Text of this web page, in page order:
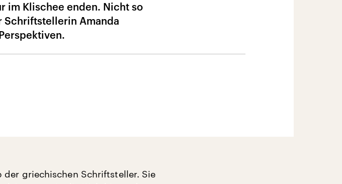
im Klischee enden. Nicht so
Schriftstellerin Amanda
griechischen Schriftsteller. Sie